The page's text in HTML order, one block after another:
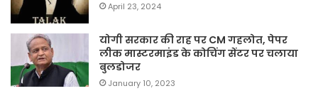
April 23, 2024
योगी सरकार की राह पर CM गहलोत, पेपर
लीक मास्टरमाइंड के कोचिंग सेंटर पर चलाया
बुलडोजर
January 10, 2023